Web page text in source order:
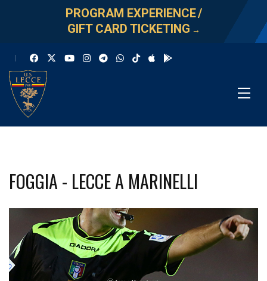
PROGRAM EXPERIENCE/
GIFT CARD TICKETING →
FOGGIA - LECCE A MARINELLI